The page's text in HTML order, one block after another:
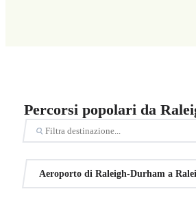
Percorsi popolari da
Aeroporto di Raleigh-Durham a